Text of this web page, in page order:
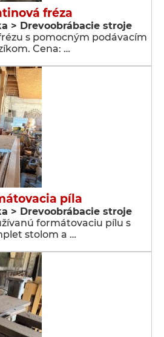
fréza
> Drevoobrábacie stroje
s pomocným podávacím
Cena: …
píla
> Drevoobrábacie stroje
formátovaciu pílu s
stolom a …